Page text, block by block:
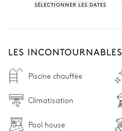
SÉLECTIONNER LES DATES
LES INCONTOURNABLES
Piscine chauffée
Climatisation
Pool house